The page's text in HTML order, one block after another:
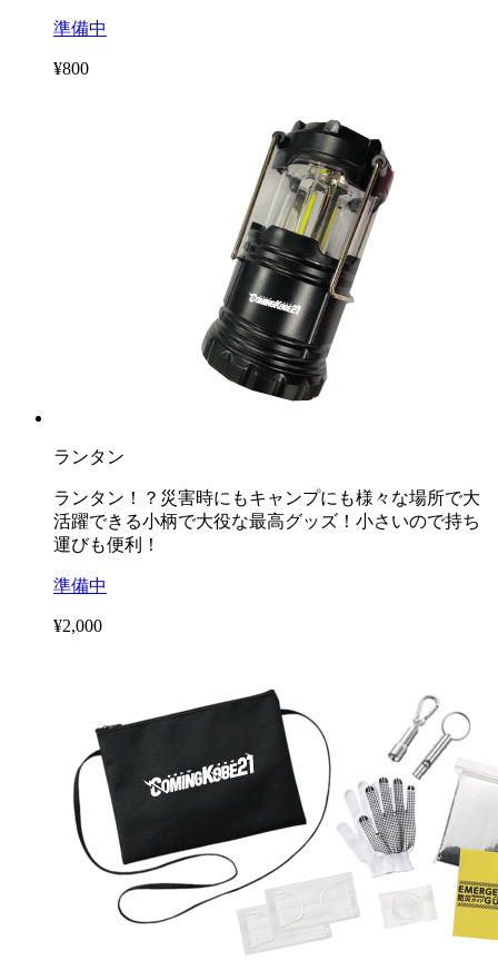
準備中
¥800
ランタン
ランタン！？災害時にもキャンプにも様々な場所で大
活躍できる小柄で大役な最高グッズ！小さいので持ち
運びも便利！
準備中
¥2,000